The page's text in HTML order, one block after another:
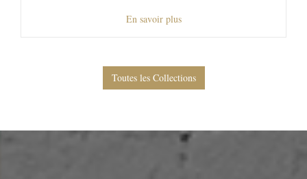
En savoir plus
Toutes les Collections